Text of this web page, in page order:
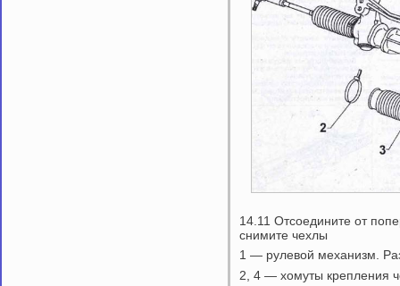
14.11 Отсоедините от
снимите чехлы
1 — рулевой механизм.
2, 4 — хомуты крепления